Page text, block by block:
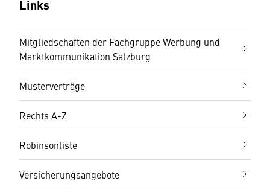
Links
Mitgliedschaften der Fachgruppe Werbung und
Marktkommunikation Salzburg
Musterverträge
Rechts A-Z
Robinsonliste
Versicherungsangebote